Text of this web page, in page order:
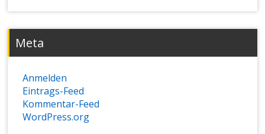
Meta
Anmelden
Eintrags-Feed
Kommentar-Feed
WordPress.org